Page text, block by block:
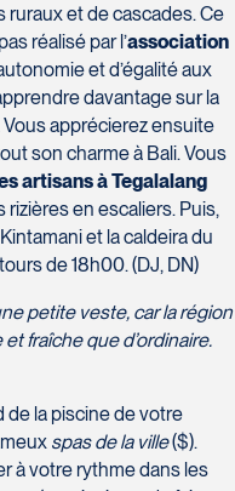
et de cascades. Ce
réalisé par l’association
et d’égalité aux
davantage sur la
Vous apprécierez ensuite
son charme à Bali. Vous
artisans à Tegalalang
en escaliers. Puis,
et la caldeira du
de 18h00. (DJ, DN)
petite veste, car la région
fraîche que d’ordinaire.
la piscine de votre
spas de la ville($).
à votre rythme dans les
-